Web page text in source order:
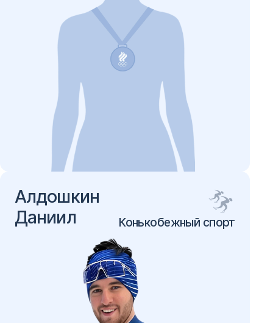
Алдошкин
Даниил
Конькобежный спорт